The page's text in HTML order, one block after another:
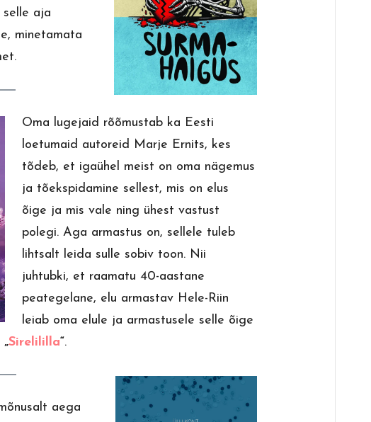
selle aja
minetamata
Oma lugejaid rõõmustab ka Eesti
loetumaid autoreid Marje Ernits, kes
tõdeb, et igaühel meist on oma nägemus
ja tõekspidamine sellest, mis on elus
õige ja mis vale ning ühest vastust
polegi. Aga armastus on, sellele tuleb
lihtsalt leida sulle sobiv toon. Nii
juhtubki, et raamatu 40-aastane
peategelane, elu armastav Hele-Riin
leiab oma elule ja armastusele selle õige
„Sirelililla“.
aega